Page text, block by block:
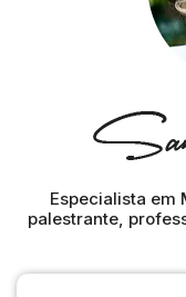
Especialista em
palestrante,